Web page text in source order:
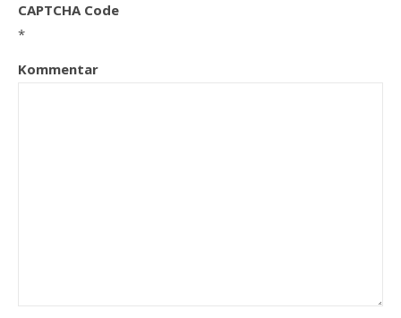
CAPTCHA Code
*
Kommentar